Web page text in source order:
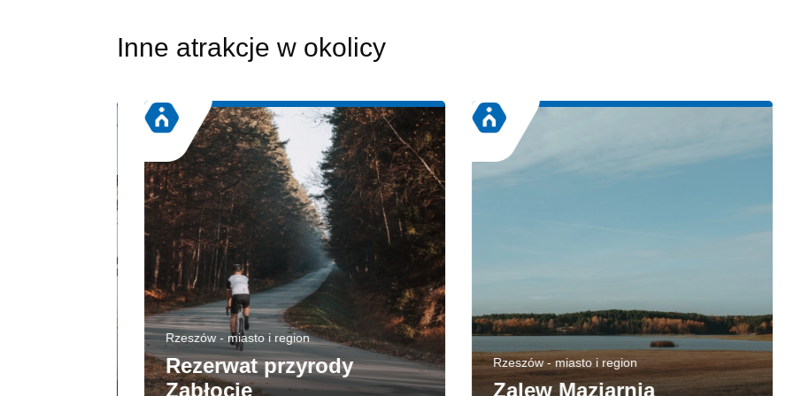
Inne atrakcje w okolicy
Rzeszów - miasto i region
Rezerwat przyrody
Zabłocie
Rzeszów - miasto i region
Zalew Maziarnia